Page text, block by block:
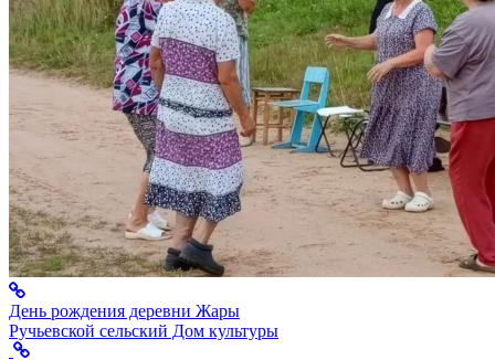
День рождения деревни Жары
Ручьевской сельский Дом культуры